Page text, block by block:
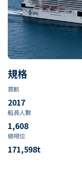
規格
首航
2017
船員人數
1,608
總噸位
171,598t